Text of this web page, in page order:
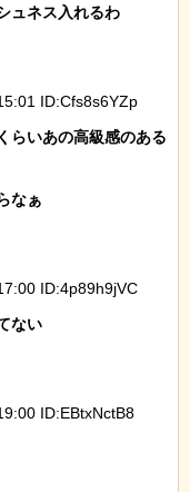
ュネス入れるわ
ID:Cfs8s6YZp
らいあの高級感のある
なぁ
ID:4p89h9jVC
ない
ID:EBtxNctB8